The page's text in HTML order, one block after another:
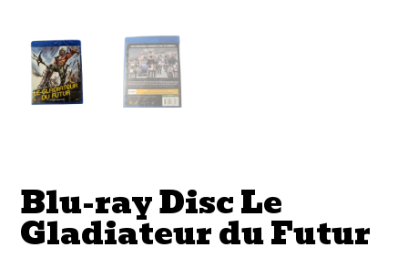
Blu-ray Disc Le
Gladiateur du Futur